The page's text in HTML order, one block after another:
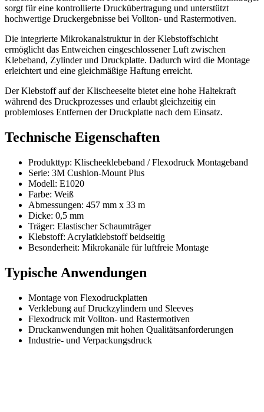
sorgt für eine kontrollierte Druckübertragung und unterstützt
hochwertige Druckergebnisse bei Vollton- und Rastermotiven.
Die integrierte Mikrokanalstruktur in der Klebstoffschicht
ermöglicht das Entweichen eingeschlossener Luft zwischen
Klebeband, Zylinder und Druckplatte. Dadurch wird die Montage
erleichtert und eine gleichmäßige Haftung erreicht.
Der Klebstoff auf der Klischeeseite bietet eine hohe Haltekraft
während des Druckprozesses und erlaubt gleichzeitig ein
problemloses Entfernen der Druckplatte nach dem Einsatz.
Technische Eigenschaften
Produkttyp: Klischeeklebeband / Flexodruck Montageband
Serie: 3M Cushion-Mount Plus
Modell: E1020
Farbe: Weiß
Abmessungen: 457 mm x 33 m
Dicke: 0,5 mm
Träger: Elastischer Schaumträger
Klebstoff: Acrylatklebstoff beidseitig
Besonderheit: Mikrokanäle für luftfreie Montage
Typische Anwendungen
Montage von Flexodruckplatten
Verklebung auf Druckzylindern und Sleeves
Flexodruck mit Vollton- und Rastermotiven
Druckanwendungen mit hohen Qualitätsanforderungen
Industrie- und Verpackungsdruck